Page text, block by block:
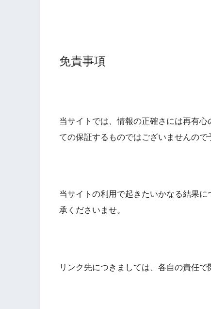
免責事項
当サイトでは、情報の正確さには再有
ての保証するものではございませんので
当サイトの利用で起きたいかなる結果
承くださいませ。
リンク先につきましては、各自の責任で